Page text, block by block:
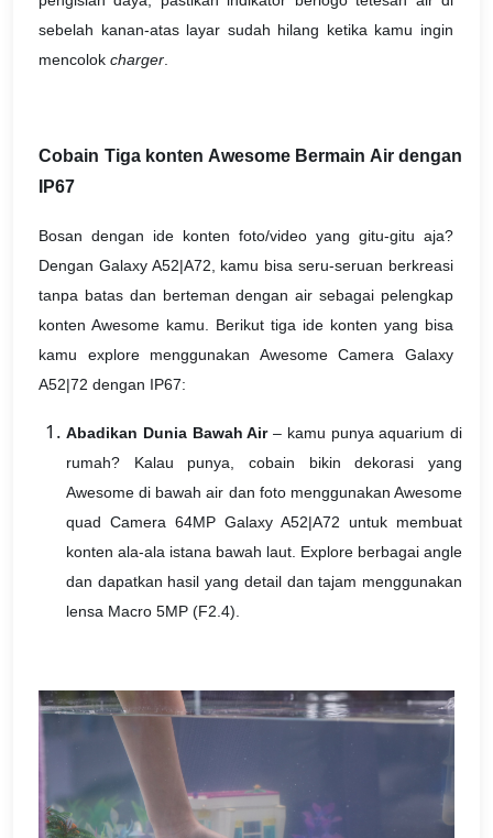
sebelah kanan-atas layar sudah hilang ketika kamu ingin
mencolok charger
Cobain Tiga konten Awesome Bermain Air dengan
IP67
Bosan dengan ide konten foto/video yang gitu-gitu aja?
Dengan Galaxy A52|A72, kamu bisa seru-seruan berkreasi
tanpa batas dan berteman dengan air sebagai pelengkap
konten Awesome kamu. Berikut tiga ide konten yang bisa
kamu explore menggunakan Awesome Camera Galaxy
A52|72 dengan IP67:
Abadikan Dunia Bawah Air – kamu punya aquarium di
rumah? Kalau punya, cobain bikin dekorasi yang
Awesome di bawah air dan foto menggunakan Awesome
quad Camera 64MP Galaxy A52|A72 untuk membuat
konten ala-ala istana bawah laut. Explore berbagai angle
dan dapatkan hasil yang detail dan tajam menggunakan
lensa Macro 5MP (F2.4).